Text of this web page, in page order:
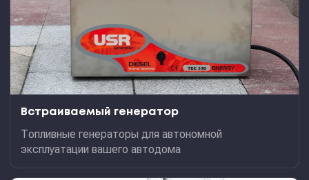
Встраиваемый генератор
Топливные генераторы для автономной
эксплуатации вашего автодома